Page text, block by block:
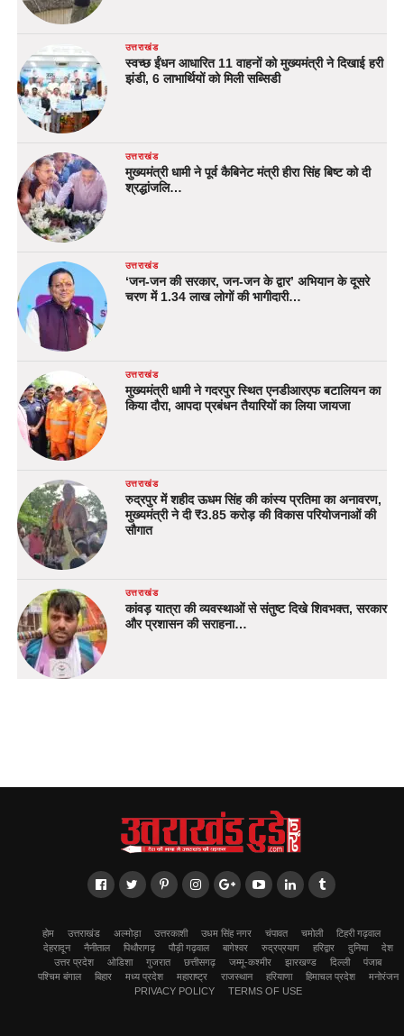
उत्तराखंड
स्वच्छ ईंधन आधारित 11 वाहनों को मुख्यमंत्री ने दिखाई हरी
झंडी, 6 लाभार्थियों को मिली सब्सिडी
उत्तराखंड
मुख्यमंत्री धामी ने पूर्व कैबिनेट मंत्री हीरा सिंह बिष्ट को दी
श्रद्धांजलि…
उत्तराखंड
‘जन-जन की सरकार, जन-जन के द्वार’ अभियान के दूसरे
चरण में 1.34 लाख लोगों की भागीदारी…
उत्तराखंड
मुख्यमंत्री धामी ने गदरपुर स्थित एनडीआरएफ बटालियन का
किया दौरा, आपदा प्रबंधन तैयारियों का लिया जायजा
उत्तराखंड
रुद्रपुर में शहीद ऊधम सिंह की कांस्य प्रतिमा का अनावरण,
मुख्यमंत्री ने दी ₹3.85 करोड़ की विकास परियोजनाओं की
सौगात
उत्तराखंड
कांवड़ यात्रा की व्यवस्थाओं से संतुष्ट दिखे शिवभक्त, सरकार
और प्रशासन की सराहना…
होम उत्तराखंड अल्मोड़ा उत्तरकाशी उधम सिंह नगर चंपावत चमोली
टिहरी गढ़वाल
देहरादून
नैनीताल पिथौरागढ़ पौड़ी गढ़वाल बागेश्वर रुद्रप्रयाग हरिद्वार दुनिया
देश
उत्तर प्रदेश
ओडिशा गुजरात छत्तीसगढ़ जम्मू-कश्मीर झारखण्ड दिल्ली
पंजाब
पश्चिम बंगाल
बिहार मध्य प्रदेश महाराष्ट्र राजस्थान हरियाणा हिमाचल प्रदेश
मनोरंजन
PRIVACY POLICY
TERMS OF USE